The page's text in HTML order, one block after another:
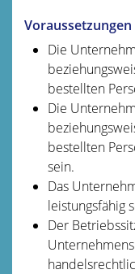
Voraussetzungen
Die
bestellten
Die
bestellten
sein.
Das
leistungsfähig
Der